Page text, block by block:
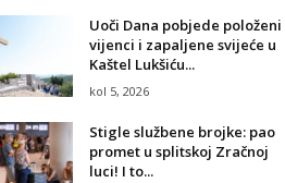
Uoči Dana pobjede položeni
vijenci i zapaljene svijeće u
Kaštel Lukšiću...
kol 5, 2026
Stigle službene brojke: pao
promet u splitskoj Zračnoj
luci! I to...